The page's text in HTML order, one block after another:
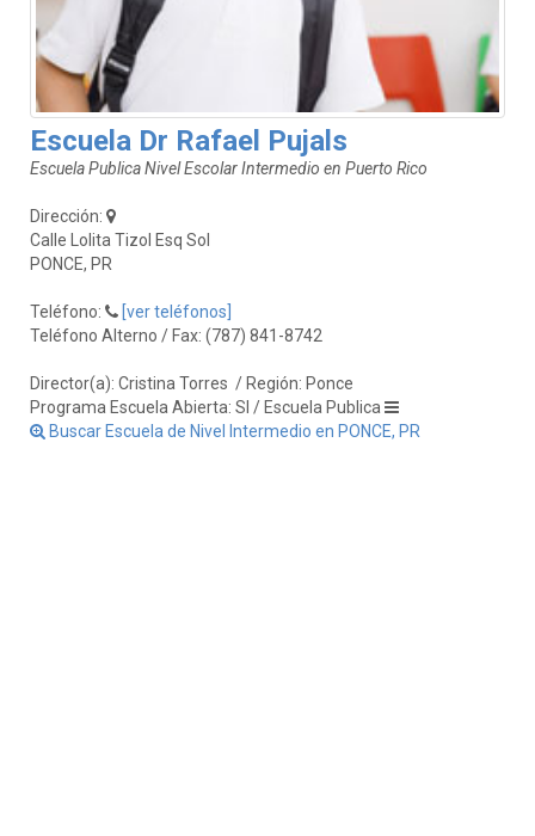
Escuela Dr Rafael Pujals
Escuela Publica Nivel Escolar Intermedio en Puerto Rico
Dirección:
Calle Lolita Tizol Esq Sol
PONCE, PR
Teléfono:
[ver teléfonos]
Teléfono Alterno / Fax: (787) 841-8742
Director(a): Cristina Torres / Región: Ponce
Programa Escuela Abierta: SI / Escuela Publica
Buscar Escuela de Nivel Intermedio en PONCE, PR